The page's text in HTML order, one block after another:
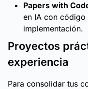
Papers with
en IA con
implementación.
Proyectos
experiencia
Para consolidar tus